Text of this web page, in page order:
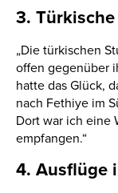
3.
„Die türkischen
offen gegenüber
hatte das Glück,
nach Fethiye im
Dort war ich eine
empfangen.“
4. Ausflüge